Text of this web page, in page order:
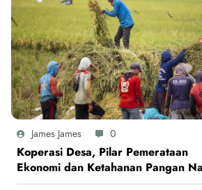
James James 0
Koperasi Desa, Pilar Pemerataan
Ekonomi dan Ketahanan Pangan